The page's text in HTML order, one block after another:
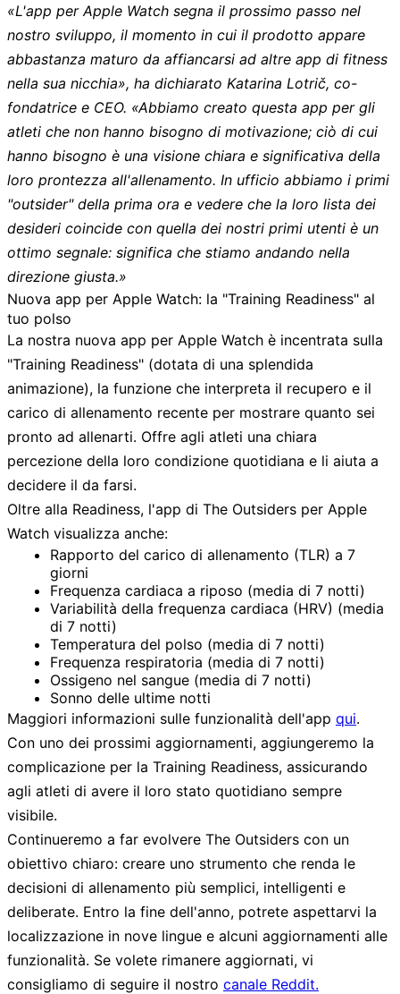
«L'app per Apple Watch segna il prossimo passo nel
nostro sviluppo, il momento in cui il prodotto appare
abbastanza maturo da affiancarsi ad altre app di fitness
nella sua nicchia», ha dichiarato Katarina Lotrič, co-
fondatrice e CEO. «Abbiamo creato questa app per gli
atleti che non hanno bisogno di motivazione; ciò di cui
hanno bisogno è una visione chiara e significativa della
loro prontezza all'allenamento. In ufficio abbiamo i primi
"outsider" della prima ora e vedere che la loro lista dei
desideri coincide con quella dei nostri primi utenti è un
ottimo segnale: significa che stiamo andando nella
direzione giusta.»
Nuova app per Apple Watch: la "Training Readiness" al
tuo polso
La nostra nuova app per Apple Watch è incentrata sulla
"Training Readiness" (dotata di una splendida
animazione), la funzione che interpreta il recupero e il
carico di allenamento recente per mostrare quanto sei
pronto ad allenarti. Offre agli atleti una chiara
percezione della loro condizione quotidiana e li aiuta a
decidere il da farsi.
Oltre alla Readiness, l'app di The Outsiders per Apple
Watch visualizza anche:
Rapporto del carico di allenamento (TLR) a 7
giorni
Frequenza cardiaca a riposo (media di 7 notti)
Variabilità della frequenza cardiaca (HRV) (media
di 7 notti)
Temperatura del polso (media di 7 notti)
Frequenza respiratoria (media di 7 notti)
Ossigeno nel sangue (media di 7 notti)
Sonno delle ultime notti
Maggiori informazioni sulle funzionalità dell'app qui.
Con uno dei prossimi aggiornamenti, aggiungeremo la
complicazione per la Training Readiness, assicurando
agli atleti di avere il loro stato quotidiano sempre
visibile.
Continueremo a far evolvere The Outsiders con un
obiettivo chiaro: creare uno strumento che renda le
decisioni di allenamento più semplici, intelligenti e
deliberate. Entro la fine dell'anno, potrete aspettarvi la
localizzazione in nove lingue e alcuni aggiornamenti alle
funzionalità. Se volete rimanere aggiornati, vi
consigliamo di seguire il nostro canale Reddit.